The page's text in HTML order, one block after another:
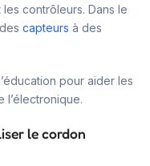
contrôleurs. Dans le
capteurs à des
pour aider les
l’électronique.
le cordon